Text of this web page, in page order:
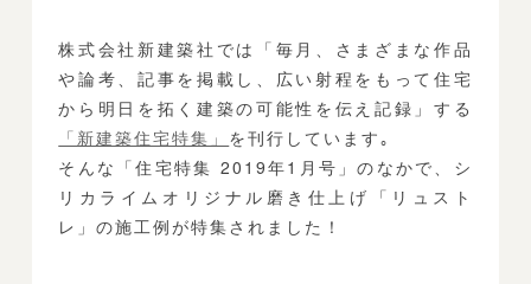
株式会社新建築社では「毎月、さまざまな作品
や論考、記事を掲載し、広い射程をもって住宅
から明日を拓く建築の可能性を伝え記録」する
「新建築住宅特集」 を刊行しています｡
そんな「住宅特集 2019年1月号」のなかで、シ
リカライムオリジナル磨き仕上げ 「リュスト
レ」の施工例が特集されました！